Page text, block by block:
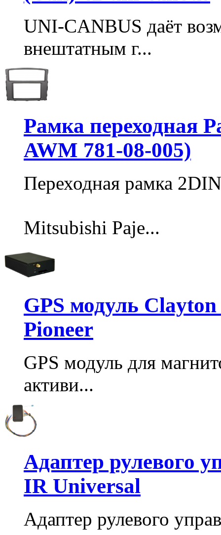
UNI-CANBUS даёт
внештатным г...
Рамка переходная
AWM 781-08-005)
Переходная рамка 2DIN
Mitsubishi Paje...
GPS модуль
Pioneer
GPS модуль для
активи...
Адаптер рулевого
IR Universal
Адаптер рулевого